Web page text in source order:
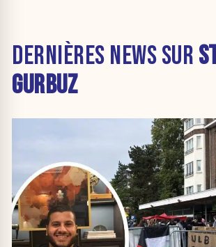
DERNIÈRES NEWS SUR
GURBUZ